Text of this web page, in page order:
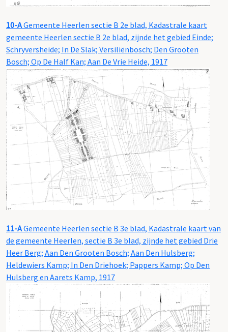
10-AGemeente Heerlen sectie B 2e blad, Kadastrale kaart
gemeente Heerlen sectie B 2e blad, zijnde het gebied Einde;
Schryversheide; In De Slak; Versiliënbosch; Den Grooten
Bosch; Op De Half Kan; Aan De Vrie Heide, 1917
11-AGemeente Heerlen sectie B 3e blad, Kadastrale kaart van
de gemeente Heerlen, sectie B 3e blad, zijnde het gebied Drie
Heer Berg; Aan Den Grooten Bosch; Aan Den Hulsberg;
Heldewiers Kamp; In Den Driehoek; Pappers Kamp; Op Den
Hulsberg en Aarets Kamp, 1917